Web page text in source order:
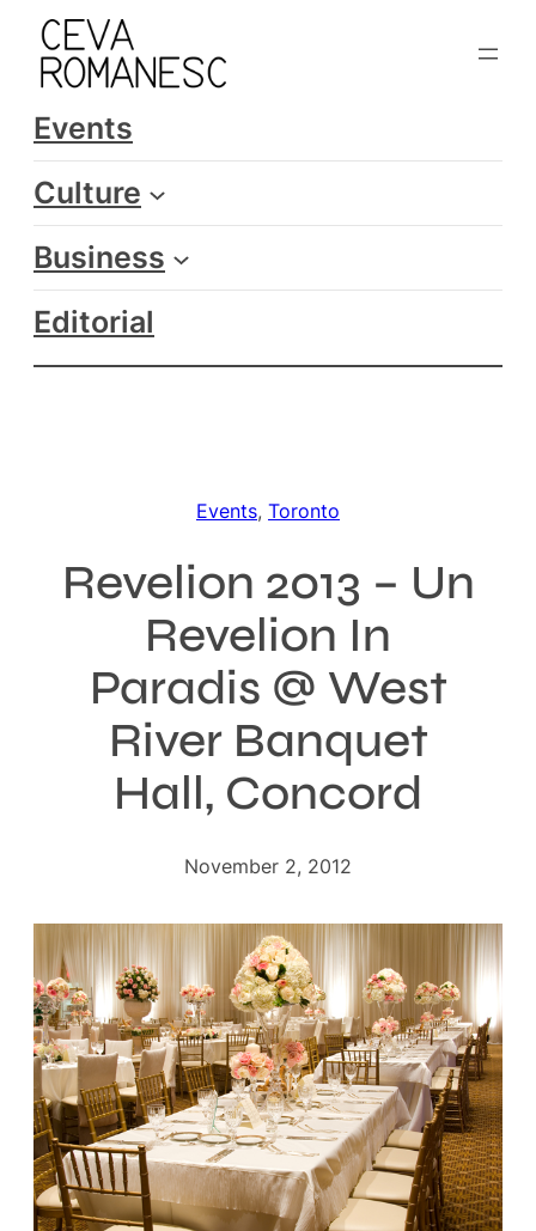
Skip
content
Events
Culture
Business
Editorial
Events, Toronto
Revelion 2013 – Un
Revelion In
Paradis @ West
River Banquet
Hall, Concord
November 2, 2012